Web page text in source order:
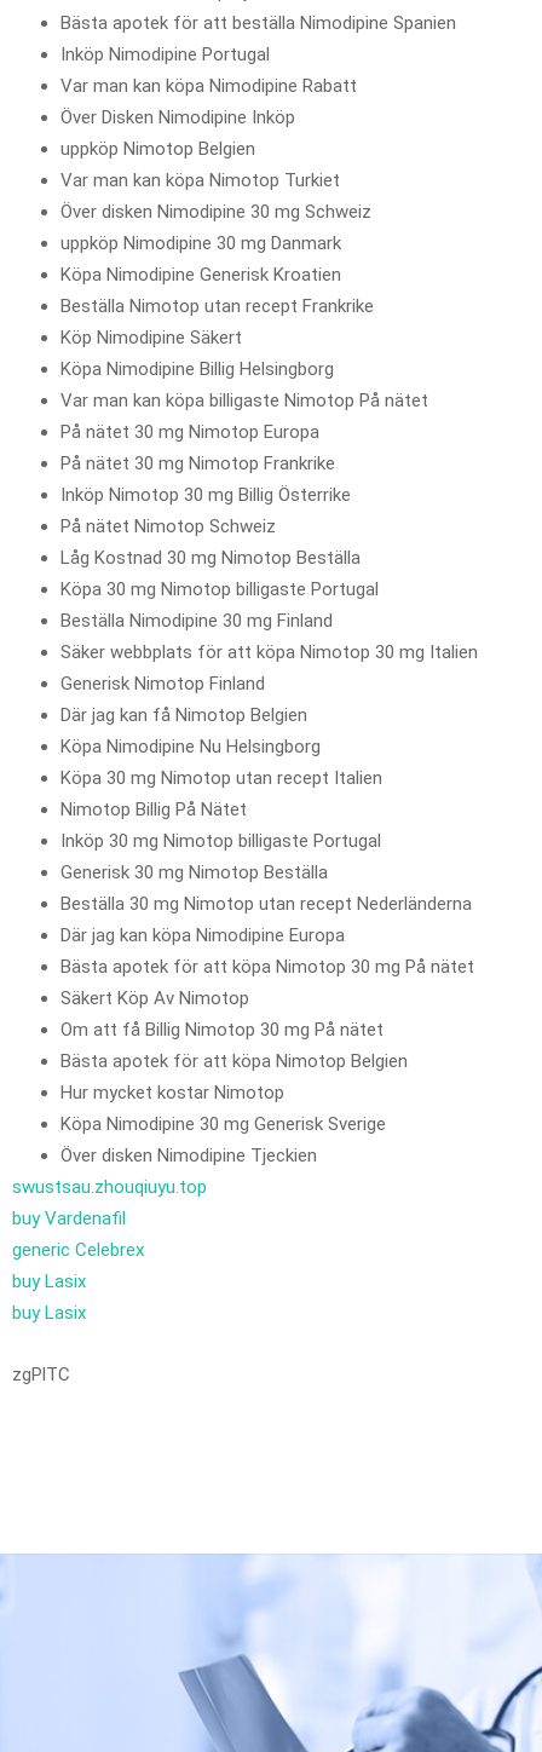
Bästa apotek för att beställa Nimodipine Spanien
Inköp Nimodipine Portugal
Var man kan köpa Nimodipine Rabatt
Över Disken Nimodipine Inköp
uppköp Nimotop Belgien
Var man kan köpa Nimotop Turkiet
Över disken Nimodipine 30 mg Schweiz
uppköp Nimodipine 30 mg Danmark
Köpa Nimodipine Generisk Kroatien
Beställa Nimotop utan recept Frankrike
Köp Nimodipine Säkert
Köpa Nimodipine Billig Helsingborg
Var man kan köpa billigaste Nimotop På nätet
På nätet 30 mg Nimotop Europa
På nätet 30 mg Nimotop Frankrike
Inköp Nimotop 30 mg Billig Österrike
På nätet Nimotop Schweiz
Låg Kostnad 30 mg Nimotop Beställa
Köpa 30 mg Nimotop billigaste Portugal
Beställa Nimodipine 30 mg Finland
Säker webbplats för att köpa Nimotop 30 mg Italien
Generisk Nimotop Finland
Där jag kan få Nimotop Belgien
Köpa Nimodipine Nu Helsingborg
Köpa 30 mg Nimotop utan recept Italien
Nimotop Billig På Nätet
Inköp 30 mg Nimotop billigaste Portugal
Generisk 30 mg Nimotop Beställa
Beställa 30 mg Nimotop utan recept Nederländerna
Där jag kan köpa Nimodipine Europa
Bästa apotek för att köpa Nimotop 30 mg På nätet
Säkert Köp Av Nimotop
Om att få Billig Nimotop 30 mg På nätet
Bästa apotek för att köpa Nimotop Belgien
Hur mycket kostar Nimotop
Köpa Nimodipine 30 mg Generisk Sverige
Över disken Nimodipine Tjeckien
swustsau.zhouqiuyu.top
buy Vardenafil
generic Celebrex
buy Lasix
buy Lasix
zgPlTC